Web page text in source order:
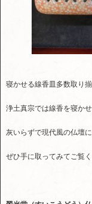
寝かせる線香皿多数取り揃
浄土真宗では線香を寝か
灰いらずで現代風の仏壇
ぜひ手に取ってみてご覧